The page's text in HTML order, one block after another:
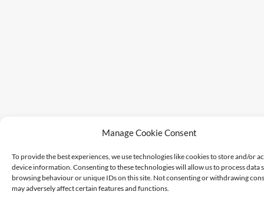
Manage Cookie Consent
To provide the best experiences, we use technologies like cookies to store and/or
device information. Consenting to these technologies will allow us to process data
browsing behaviour or unique IDs on this site. Not consenting or withdrawing
may adversely affect certain features and functions.